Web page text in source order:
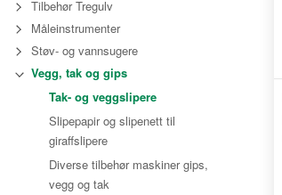
Tilbehør Tregulv
Måleinstrumenter
Støv- og vannsugere
Vegg, tak og gips
Tak- og veggslipere
Slipepapir og slipenett til
giraffslipere
Diverse tilbehør maskiner gips,
vegg og tak